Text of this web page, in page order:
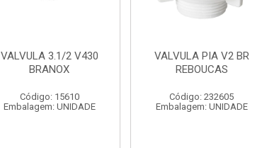
VALVULA 3.1/2 V430
BRANOX
Código: 15610
Embalagem: UNIDADE
VALVULA PIA V2 BR
REBOUCAS
Código: 232605
Embalagem: UNIDADE